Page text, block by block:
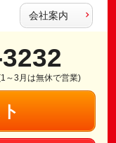
会社案内
～3月は無休で営業)